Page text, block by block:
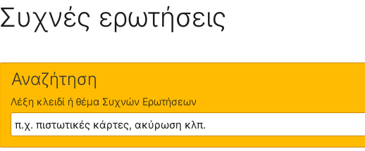
Συχνές ερωτήσεις
Αναζήτηση
Λέξη κλειδί ή θέμα Συχνών Ερωτήσεων